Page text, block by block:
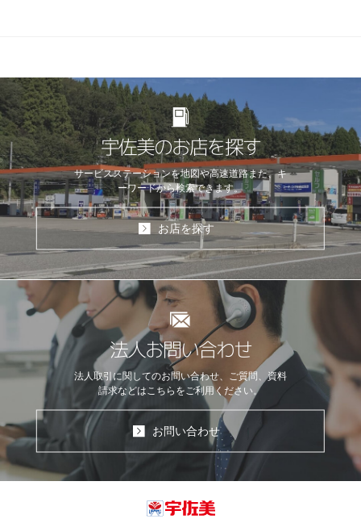
宇佐美のお店を探す
サービスステーションを地図や高速道路また、キ
ーワードから検索できます。
お店を探す
法人お問い合わせ
法人取引に関してのお問い合わせ、ご質問、資料
請求などはこちらをご利用ください。
お問い合わせ